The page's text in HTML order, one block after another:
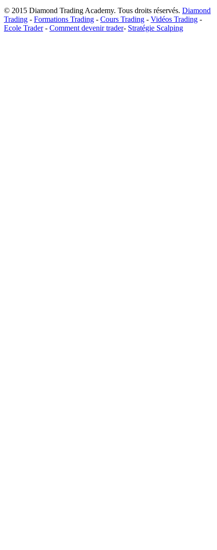
© 2015 Diamond Trading Academy. Tous droits réservés. Diamond
Trading - Formations Trading - Cours Trading - Vidéos Trading -
Ecole Trader- Comment devenir trader- Stratégie Scalping